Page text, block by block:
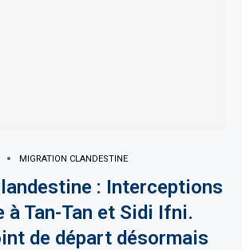
MIGRATION CLANDESTINE
: Interceptions
à Tan-Tan et Sidi Ifni.
de départ désormais